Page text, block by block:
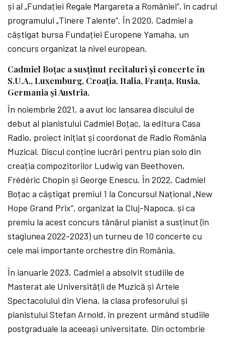
și al „Fundației Regale Margareta a României”, în cadrul
programului „Tinere Talente”. În 2020, Cadmiel a
câștigat bursa Fundației Europene Yamaha, un
concurs organizat la nivel european.
Cadmiel Boțac a susţinut recitaluri și concerte în
S.U.A., Luxemburg, Croația, Italia, Franţa, Rusia,
Germania și Austria.
În noiembrie 2021, a avut loc lansarea discului de
debut al pianistului Cadmiel Boțac, la editura Casa
Radio, proiect inițiat și coordonat de Radio România
Muzical. Discul conține lucrări pentru pian solo din
creația compozitorilor Ludwig van Beethoven,
Frédéric Chopin și George Enescu. În 2022, Cadmiel
Boțac a câștigat premiul 1 la Concursul Național „New
Hope Grand Prix”, organizat la Cluj-Napoca, și ca
premiu la acest concurs tânărul pianist a susținut (în
stagiunea 2022-2023) un turneu de 10 concerte cu
cele mai importante orchestre din România.
În ianuarie 2023, Cadmiel a absolvit studiile de
Masterat ale Universității de Muzică și Artele
Spectacolului din Viena, la clasa profesorului și
pianistului Stefan Arnold, în prezent urmând studiile
postgraduale la aceeași universitate. Din octombrie